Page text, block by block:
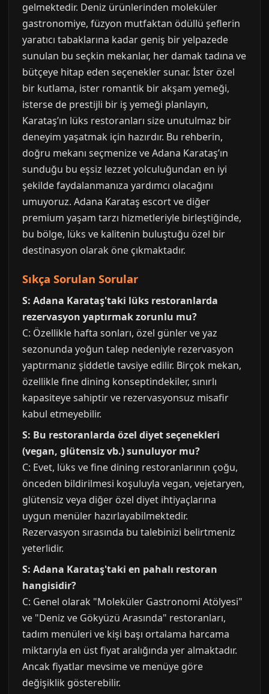
gelmektedir. Deniz ürünlerinden moleküler
gastronomiye, füzyon mutfaktan ödüllü şeflerin
yaratıcı tabaklarına kadar geniş bir yelpazede
sunulan bu seçkin mekanlar, her damak tadına ve
bütçeye hitap eden seçenekler sunar. İster özel
bir kutlama, ister romantik bir akşam yemeği,
isterse de prestijli bir iş yemeği planlayın,
Karataş’ın lüks restoranları size unutulmaz bir
deneyim yaşatmak için hazırdır. Bu rehberin,
doğru mekanı seçmenize ve Adana Karataş’ın
sunduğu bu eşsiz lezzet yolculuğundan en iyi
şekilde faydalanmanıza yardımcı olacağını
umuyoruz. Adana Karataş escort ve diğer
premium yaşam tarzı hizmetleriyle birleştiğinde,
bu bölge, lüks ve kalitenin buluştuğu özel bir
destinasyon olarak öne çıkmaktadır.
Sıkça Sorulan Sorular
S: Adana Karataş'taki lüks restoranlarda
rezervasyon yaptırmak zorunlu mu?
C: Özellikle hafta sonları, özel günler ve yaz
sezonunda yoğun talep nedeniyle rezervasyon
yaptırmanız şiddetle tavsiye edilir. Birçok mekan,
özellikle fine dining konseptindekiler, sınırlı
kapasiteye sahiptir ve rezervasyonsuz misafir
kabul etmeyebilir.
S: Bu restoranlarda özel diyet seçenekleri
(vegan, glütensiz vb.) sunuluyor mu?
C: Evet, lüks ve fine dining restoranlarının çoğu,
önceden bildirilmesi koşuluyla vegan, vejetaryen,
glütensiz veya diğer özel diyet ihtiyaçlarına
uygun menüler hazırlayabilmektedir.
Rezervasyon sırasında bu talebinizi belirtmeniz
yeterlidir.
S: Adana Karataş'taki en pahalı restoran
hangisidir?
C: Genel olarak "Moleküler Gastronomi Atölyesi"
ve "Deniz ve Gökyüzü Arasında" restoranları,
tadım menüleri ve kişi başı ortalama harcama
miktarıyla en üst fiyat aralığında yer almaktadır.
Ancak fiyatlar mevsime ve menüye göre
değişiklik gösterebilir.